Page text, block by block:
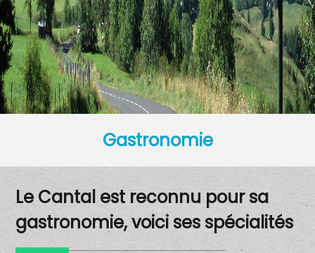
Gastronomie
Le Cantal est reconnu pour sa
gastronomie, voici ses spécialités